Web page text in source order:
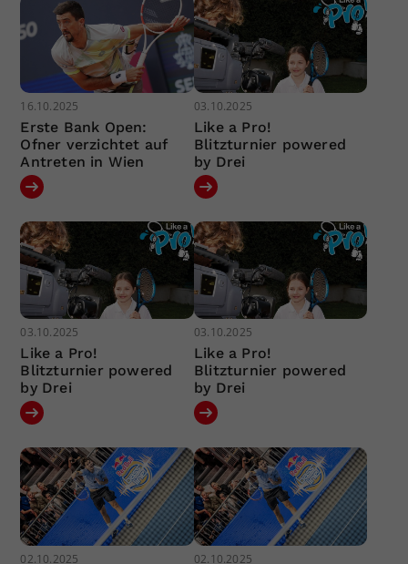
16.10.2025
Erste Bank Open:
Ofner verzichtet auf
Antreten in Wien
03.10.2025
Like a Pro!
Blitzturnier powered
by Drei
03.10.2025
Like a Pro!
Blitzturnier powered
by Drei
03.10.2025
Like a Pro!
Blitzturnier powered
by Drei
02.10.2025 02.10.2025